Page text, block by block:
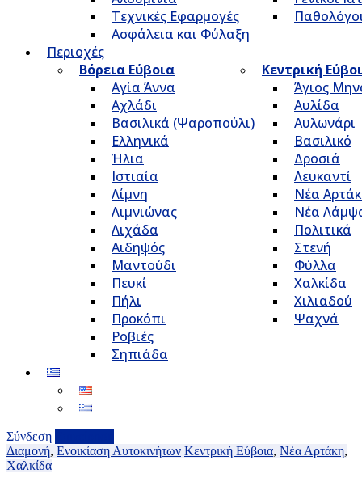
Τεχνικές Εφαρμογές
Ασφάλεια και Φύλαξη
Περιοχές
Βόρεια Εύβοια
Αγία Άννα
Αχλάδι
Βασιλικά (Ψαροπούλι)
Ελληνικά
Ήλια
Ιστιαία
Λίμνη
Λιμνιώνας
Λιχάδα
Αιδηψός
Μαντούδι
Πευκί
Πήλι
Προκόπι
Ροβιές
Σηπιάδα
Κεντρική
Άγιος
Αυλίδα
Αυλωνάρι
Βασιλικό
Δροσιά
Λευκαντί
Νέα
Νέα
Πολιτικά
Στενή
Φύλλα
Χαλκίδα
Χιλιαδού
Ψαχνά
Σύνδεση
Διαμονή, Ενοικίαση Αυτοκινήτων Κεντρική Εύβοια, Νέα Αρτάκη,
Χαλκίδα